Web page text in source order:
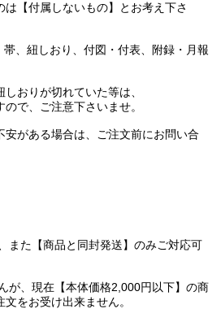
【付属しないもの】とお考え下さ
、紐しおり、付図・付表、附録・月報
おりが切れていた等は、
ので、ご注意下さいませ。
がある場合は、ご注文前にお問い合
また【商品と同封発送】のみご対応可
が、現在【本体価格2,000円以下】の商
をお受け出来ません。